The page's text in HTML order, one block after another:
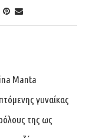
Manta
γυναίκας
της ως